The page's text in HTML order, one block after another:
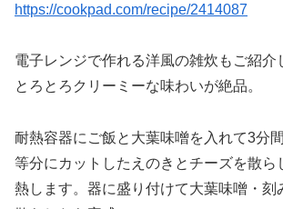
https://cookpad.com/recipe/2414087
電子レンジで作れる洋風の雑炊もご紹介
とろとろクリーミーな味わいが絶品。
耐熱容器にご飯と大葉味噌を入れて3分
等分にカットしたえのきとチーズを散ら
熱します。器に盛り付けて大葉味噌・刻